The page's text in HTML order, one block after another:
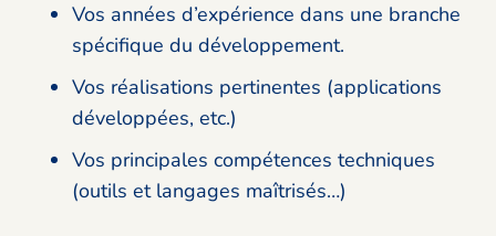
Vos années d’expérience dans une branche
spécifique du développement.
Vos réalisations pertinentes (applications
développées, etc.)
Vos principales compétences techniques
(outils et langages maîtrisés…)